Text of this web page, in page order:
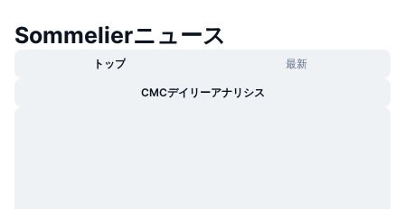
Sommelierニュース
トップ 最新
CMCデイリーアナリシス